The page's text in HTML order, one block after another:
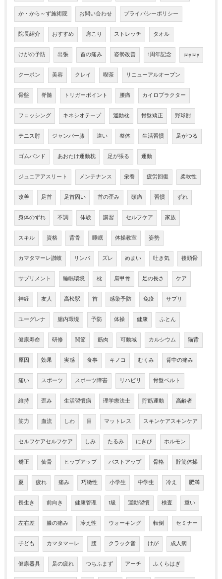
か・から～ず施術院 お問い合わせ プライバシーポリシー
院長紹介 おすすめ 肩こり ストレッチ タオル
けがの予防 出張 首の痛み 姿勢改善 1周年記念 paypay
クーポン 美容 クレイ 喫茶 リニューアルオープン
骨盤 脊髄 トリガーポイント 腰痛 カイロプラクター
フロッシング キネシオテープ 運動枕 骨盤矯正 野球肘
テニス肘 ジャンパー膝 違い 整体 生活習慣 足がつる
ゴムバンド あおたけ運動枕 足が張る 運動
ジュニアアスリート メンテナンス 栄養 疲労回復 柔軟性
改善 足首 足首固い 首の歪み 頭痛 習慣 ずれ
身体のずれ 不調 体験 講習 セルフケア 家族
スキル 資格 背骨 睡眠 体操教室 姿勢
カマタマーレ讃岐 リンパ ズレ めまい 吐き気 後頭骨
サプリメント 睡眠環境 枕 肩甲骨 足の長さ ケア
神経 友人 高松駅 首 感染予防 免疫 サプリ
ユーグレナ 腸内環境 予防 体操 健康 ふとん
健康寿命 研修 関節 筋肉 可動域 カルシウム 猫背
原因 効果 実感 食事 キノコ むくみ 背中の痛み
痛い スポーツ スポーツ障害 リハビリ 骨盤ベルト
維持 歪み 生活習慣病 理学療法士 貯筋運動 高齢者
筋力 血流 しわ 目 マットレス スキンケアスキンケア
セルフケアセルフケア しみ たるみ にきび ホルモン
矯正 仙骨 ヒップアップ バストアップ 骨格 貯筋体操
夏 疲れ 痛み 巧緻性 小学生 中学生 冷え 肥満
長生き 前向き 健康管理 1級 運動習慣 検査 重い
左右差 膝の痛み 冷え性 ウォーキング 転倒 セミナー
子ども カマタマーレ 腰 クラック音 けが 成人病
健康器具 足の疲れ つちふまず アーチ ふくらはぎ